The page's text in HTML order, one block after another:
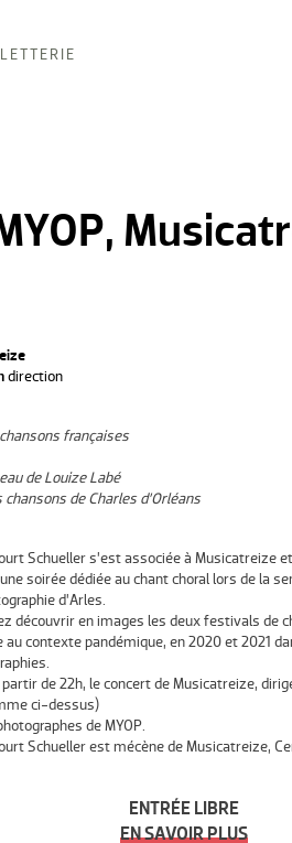
direction
françaises
de Louize Labé
chansons de Charles d’Orléans
Schueller s’est associée à Musicatreize
soirée dédiée au chant choral lors de la
d’Arles.
découvrir en images les deux festivals de
au contexte pandémique, en 2020 et 2021
de 22h, le concert de Musicatreize,
ci-dessus)
deMYOP.
Schueller est mécène de Musicatreize,
ENTRÉE LIBRE
EN SAVOIR PLUS